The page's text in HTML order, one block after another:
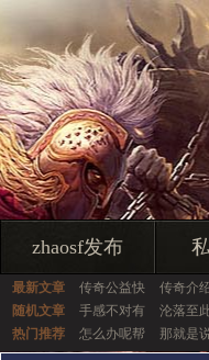
zhaosf发布
最新文章 传奇公益快 传奇介
随机文章
手感不对有 沦落至
热门推荐
怎么办呢帮 那就是